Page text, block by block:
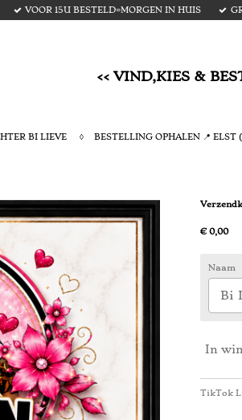
VOOR 15U BESTELD=MORGEN IN HUIS
<< VIND,KIES &
BI LIEVE BESTELLING OPHALEN 📍 ELST
€ 0,00
Naam
Bi
In
TikTok